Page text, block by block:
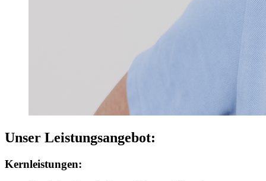
Unser Leistungsangebot:
Kernleistungen: